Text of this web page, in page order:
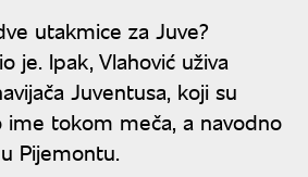
utakmice za Juve?
je. Ipak, Vlahović uživa
Juventusa, koji su
ime tokom meča, a navodno
Pijemontu.